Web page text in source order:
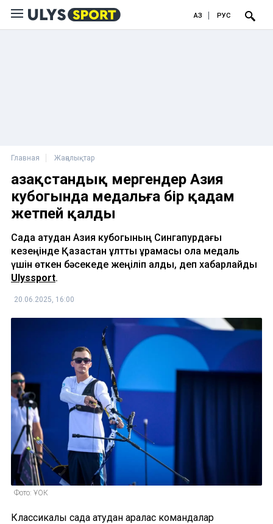
ҚАЗ РУС
Главная Жаңалықтар
Қазақстандық мергендер Азия
кубогында медальға бір қадам
жетпей қалды
Садақ атудан Азия кубогының Сингапурдағы
кезеңінде Қазақстан ұлттық құрамасы қола медаль
үшін өткен бәсекеде жеңіліп қалды, деп хабарлайды
Ulyssport.
20.06.2025, 16:00
Фото: ҰОК
Классикалық садақ атудан аралас командалар